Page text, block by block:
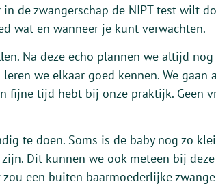
de zwangerschap de NIPT test wilt
wat en wanneer je kunt verwachten.
Na deze echo plannen we altijd
we elkaar goed kennen. We
fijne tijd hebt bij onze praktijk. Geen
te doen. Soms is de baby nog zo
Dit kunnen we ook meteen bij
een buiten baarmoederlijke